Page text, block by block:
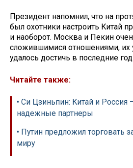
Президент напомнил, что на
был охотники настроить Китай
и наоборот. Москва и Пекин
сложившимися отношениями, их
удалось достичь в последние
Читайте также:
• Си Цзиньпин: Китай и
надежные партнеры
• Путин предложил торговать
миру